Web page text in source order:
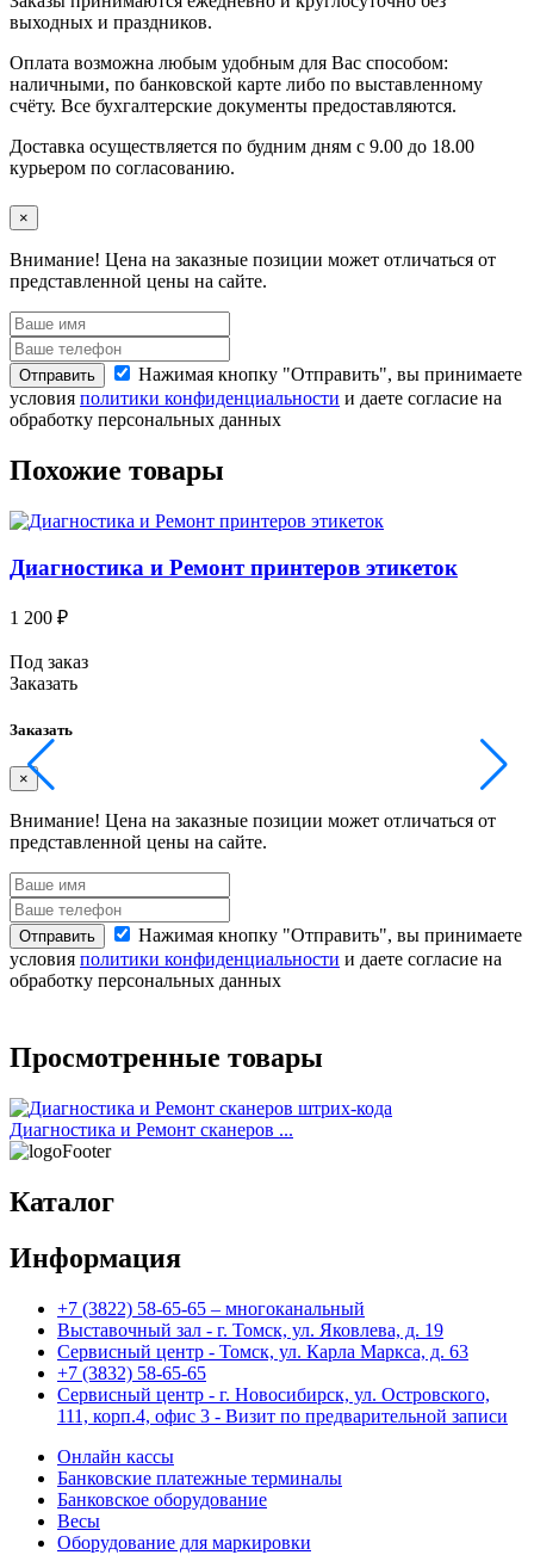
выходных и праздников.
Оплата возможна любым удобным для Вас способом:
наличными, по банковской карте либо по выставленному
счёту. Все бухгалтерские документы предоставляются.
Доставка осуществляется по будним дням с 9.00 до 18.00
курьером по согласованию.
×
Внимание! Цена на заказные позиции может отличаться от
представленной цены на сайте.
Отправить
Нажимая кнопку "Отправить", вы принимаете
условия политики конфиденциальности и даете согласие на
обработку персональных данных
Похожие товары
Диагностика и Ремонт принтеров этикеток
1 200 ₽
Под заказ
Заказать
Заказать
×
Внимание! Цена на заказные позиции может отличаться от
представленной цены на сайте.
Отправить
Нажимая кнопку "Отправить", вы принимаете
условия политики конфиденциальности и даете согласие на
обработку персональных данных
Просмотренные товары
Диагностика и Ремонт сканеров ...
Каталог
Информация
+7 (3822) 58-65-65 – многоканальный
Выставочный зал - г. Томск, ул. Яковлева, д. 19
Сервисный центр - Томск, ул. Карла Маркса, д. 63
+7 (3832) 58-65-65
Сервисный центр - г. Новосибирск, ул. Островского,
111, корп.4, офис 3 - Визит по предварительной записи
Онлайн кассы
Банковские платежные терминалы
Банковское оборудование
Весы
Оборудование для маркировки